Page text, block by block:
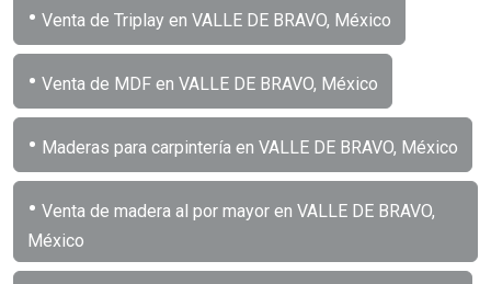
• Venta de Triplay en VALLE DE BRAVO, México
• Venta de MDF en VALLE DE BRAVO, México
• Maderas para carpintería en VALLE DE BRAVO, México
• Venta de madera al por mayor en VALLE DE BRAVO,
México